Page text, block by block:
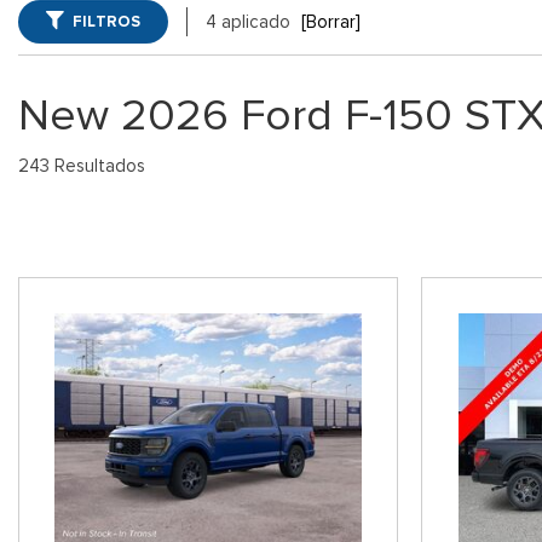
Jeep
Ram
Vans
Híbridos & Eléctricos
SUVs Ford
Vehículos
FILTROS 4 aplicado [Borrar]
New 2026 Ford F-150
243 Resultados